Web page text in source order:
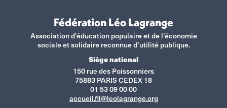
Fédération Léo Lagrange
Association d'éducation populaire et de l'économie
sociale et solidaire reconnue d’utilité publique.
Siège national
150 rue des Poissonniers
75883 PARIS CEDEX 18
01 53 09 00 00
accueil.fll@leolagrange.org